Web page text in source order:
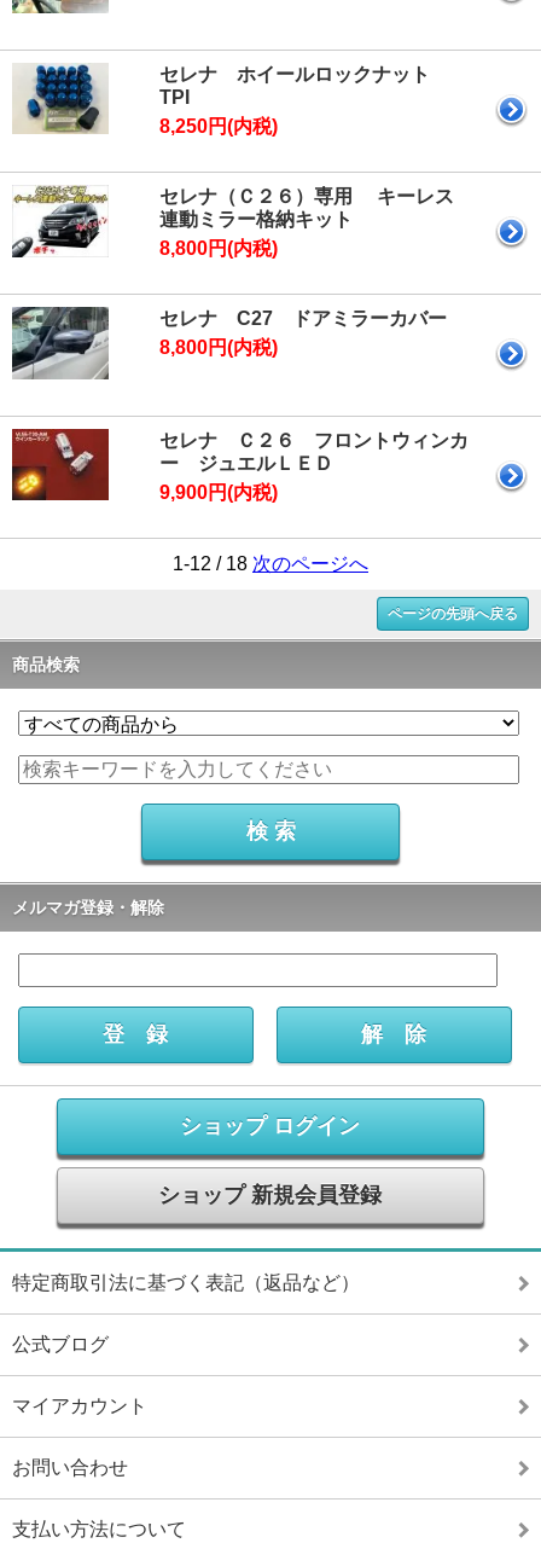
セレナ ホイールロックナット
TPI
8,250円(内税)
セレナ（Ｃ２６）専用 キーレス
連動ミラー格納キット
8,800円(内税)
セレナ C27 ドアミラーカバー
8,800円(内税)
セレナ Ｃ２６ フロントウィンカ
ー ジュエルＬＥＤ
9,900円(内税)
1-12 / 18 次のページへ
ページの先頭へ戻る
商品検索
メルマガ登録・解除
ショップ ログイン
ショップ 新規会員登録
特定商取引法に基づく表記（返品など）
公式ブログ
マイアカウント
お問い合わせ
支払い方法について